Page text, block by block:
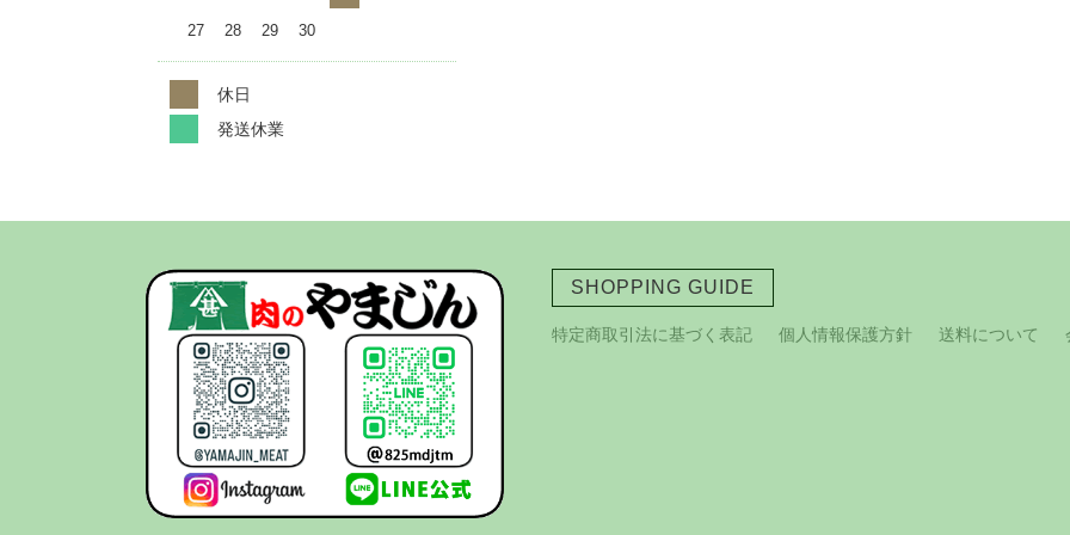
27 28 29 30
休日
発送休業
SHOPPING GUIDE
特定商取引法に基づく表記 個人情報保護方針 送料について